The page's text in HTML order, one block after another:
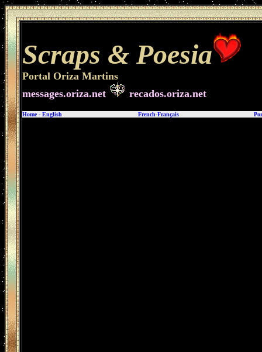
Scraps & Poesia
Portal Oriza Martins
messages.oriza.net
recados.oriza.net
Home- English French-Français